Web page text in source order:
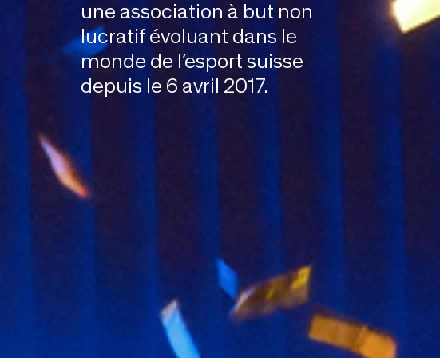
une association à but non
lucratif évoluant dans le
monde de l’esport suisse
depuis le 6 avril 2017.